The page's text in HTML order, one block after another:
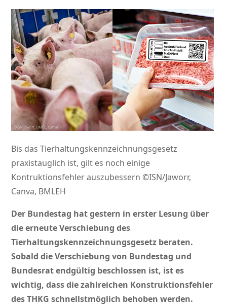
Bis das Tierhaltungskennzeichnungsgesetz
praxistauglich ist, gilt es noch einige
Kontruktionsfehler auszubessern ©ISN/Jaworr,
Canva, BMLEH
Der Bundestag hat gestern in erster Lesung über
die erneute Verschiebung des
Tierhaltungskennzeichnungsgesetz beraten.
Sobald die Verschiebung von Bundestag und
Bundesrat endgültig beschlossen ist, ist es
wichtig, dass die zahlreichen Konstruktionsfehler
des THKG schnellstmöglich behoben werden.